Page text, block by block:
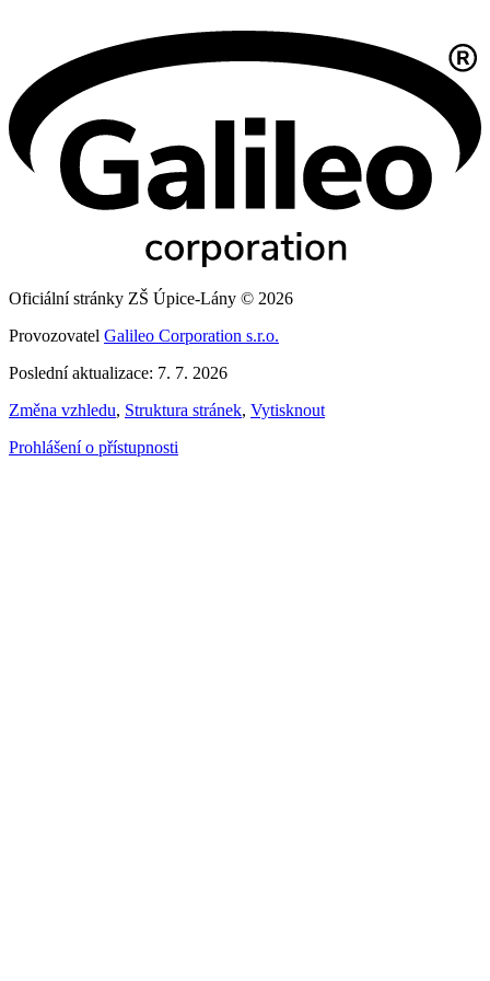
Oficiální stránky ZŠ Úpice-Lány © 2026
Provozovatel Galileo Corporation s.r.o.
Poslední aktualizace: 7. 7. 2026
Změna vzhledu, Struktura stránek, Vytisknout
Prohlášení o přístupnosti